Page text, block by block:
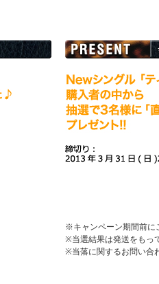
※キャンペーン期間前に
※当選結果は発送をもっ
※当落に関するお問い合